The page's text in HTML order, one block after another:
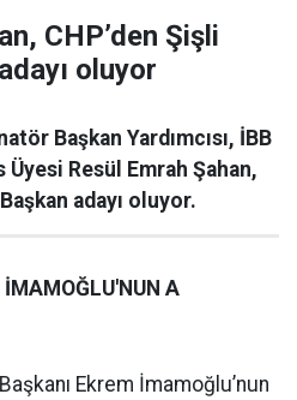
CHP’den Şişli
oluyor
Başkan Yardımcısı, İBB
Resül Emrah Şahan,
adayı oluyor.
A
Ekrem İmamoğlu’nun